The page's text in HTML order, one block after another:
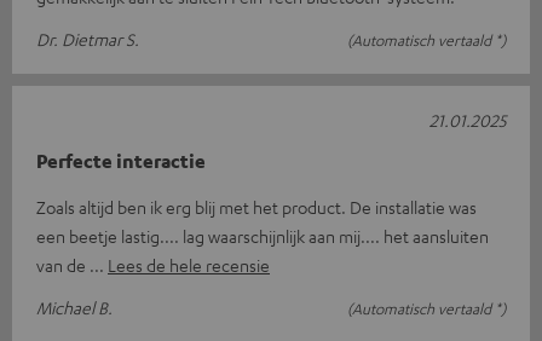
Dr. Dietmar S.
(Automatisch vertaald *)
Perfecte interactie
Zoals altijd ben ik erg blij met het product. De installatie was
een beetje lastig.... lag waarschijnlijk aan mij.... het aansluiten
van de
Lees de hele recensie
Michael B.
(Automatisch vertaald *)
21.01.2025